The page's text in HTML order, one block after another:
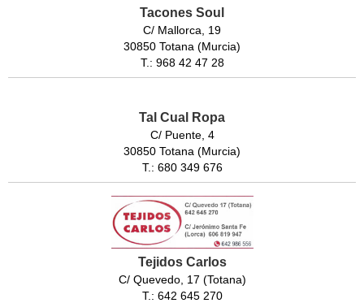
Tacones Soul
C/ Mallorca, 19
30850 Totana (Murcia)
T.: 968 42 47 28
Tal Cual Ropa
C/ Puente, 4
30850 Totana (Murcia)
T.: 680 349 676
Tejidos Carlos
C/ Quevedo, 17 (Totana)
T.: 642 645 270